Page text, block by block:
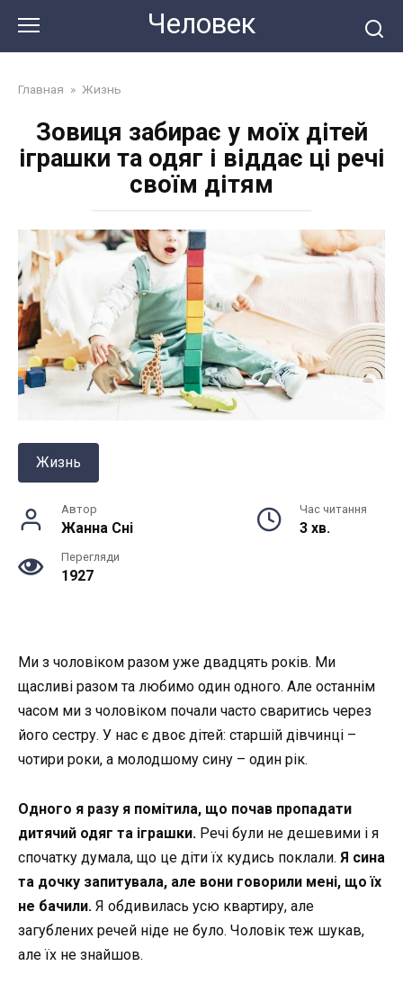
змісту
Человек
Главная » Жизнь
Зовиця забирає у моїх дітей
іграшки та одяг і віддає ці речі
своїм дітям
Жизнь
Автор
Жанна Снi
Час читання
3 хв.
Перегляди
1927
Ми з чоловіком разом уже двадцять років. Ми
щасливі разом та любимо один одного. Але останнім
часом ми з чоловіком почали часто сваритись через
його сестру. У нас є двоє дітей: старшій дівчинці –
чотири роки, а молодшому сину – один рік.
Одного я разу я помітила, що почав пропадати
дитячий одяг та іграшки. Речі були не дешевими і я
спочатку думала, що це діти їх кудись поклали. Я сина
та дочку запитувала, але вони говорили мені, що їх
не бачили. Я обдивилась усю квартиру, але
загублених речей ніде не було. Чоловік теж шукав,
але їх не знайшов.